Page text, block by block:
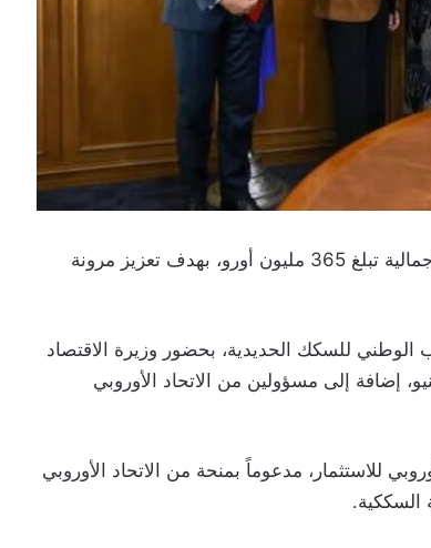
وقّع المغرب والبنك الأوروبي للاستثمار اتفاقيتي تمويل بقيمة إجمالية تبلغ 365 مليون أورو، بهدف تعزيز مرونة
الوطني للسكك الحديدية، بحضور وزيرة الاقتصاد
إضافة إلى مسؤولين من الاتحاد الأوروبي
أورو من البنك الأوروبي للاستثمار، مدعوماً بمنحة من الاتحاد الأوروبي